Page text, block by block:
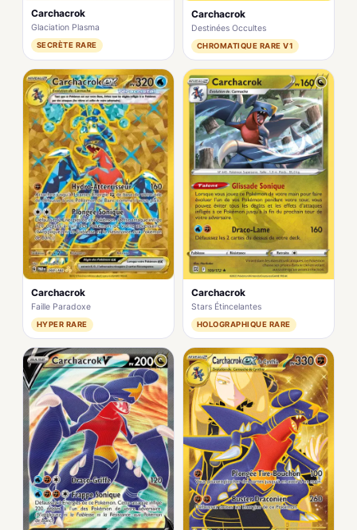
Carchacrok
Glaciation Plasma
SECRÈTE RARE
Carchacrok
Destinées Occultes
CHROMATIQUE RARE V1
Carchacrok
Faille Paradoxe
HYPER RARE
Carchacrok
Stars Étincelantes
HOLOGRAPHIQUE RARE